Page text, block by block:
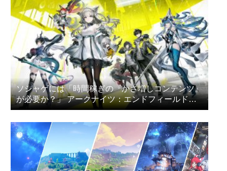
ソシャゲには「時間稼ぎの『かさ増しコンテンツ』
が必要か？」 アークナイツ：エンドフィールドの
プレイヤー達が議論